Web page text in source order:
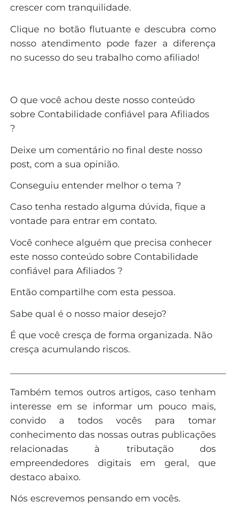
crescer com tranquilidade.
Clique no botão flutuante e descubra como
nosso atendimento pode fazer a diferença
no sucesso do seu trabalho como afiliado!
O que você achou deste nosso conteúdo
sobre Contabilidade confiável para Afiliados
?
Deixe um comentário no final deste nosso
post, com a sua opinião.
Conseguiu entender melhor o tema ?
Caso tenha restado alguma dúvida, fique a
vontade para entrar em contato.
Você conhece alguém que precisa conhecer
este nosso conteúdo sobre Contabilidade
confiável para Afiliados ?
Então compartilhe com esta pessoa.
Sabe qual é o nosso maior desejo?
É que você cresça de forma organizada. Não
cresça acumulando riscos.
Também temos outros artigos, caso tenham
interesse em se informar um pouco mais,
convido a todos vocês para tomar
conhecimento das nossas outras publicações
relacionadas à tributação dos
empreendedores digitais em geral, que
destaco abaixo.
Nós escrevemos pensando em vocês.